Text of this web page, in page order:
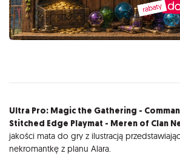
Opis
Ultra Pro: Magic the Gathering -
Stitched Edge Playmat - Meren of Clan
jakości mata do gry z ilustracją
nekromantkę z planu Alara.